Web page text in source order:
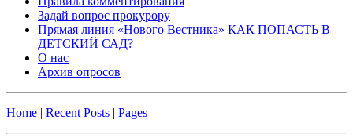
Задай вопрос прокурору
Прямая линия «Нового Вестника» КАК ПОПАСТЬ В
ДЕТСКИЙ САД?
О нас
Архив опросов
Home | Recent Posts | Pages